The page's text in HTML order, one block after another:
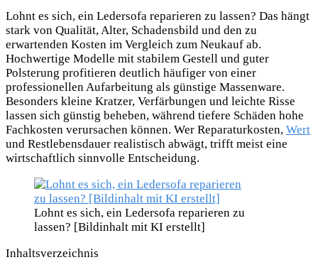
Lohnt es sich, ein Ledersofa reparieren zu lassen? Das hängt
stark von Qualität, Alter, Schadensbild und den zu
erwartenden Kosten im Vergleich zum Neukauf ab.
Hochwertige Modelle mit stabilem Gestell und guter
Polsterung profitieren deutlich häufiger von einer
professionellen Aufarbeitung als günstige Massenware.
Besonders kleine Kratzer, Verfärbungen und leichte Risse
lassen sich günstig beheben, während tiefere Schäden hohe
Fachkosten verursachen können. Wer Reparaturkosten, Wert
und Restlebensdauer realistisch abwägt, trifft meist eine
wirtschaftlich sinnvolle Entscheidung.
Lohnt es sich, ein Ledersofa reparieren zu
lassen? [Bildinhalt mit KI erstellt]
Inhaltsverzeichnis